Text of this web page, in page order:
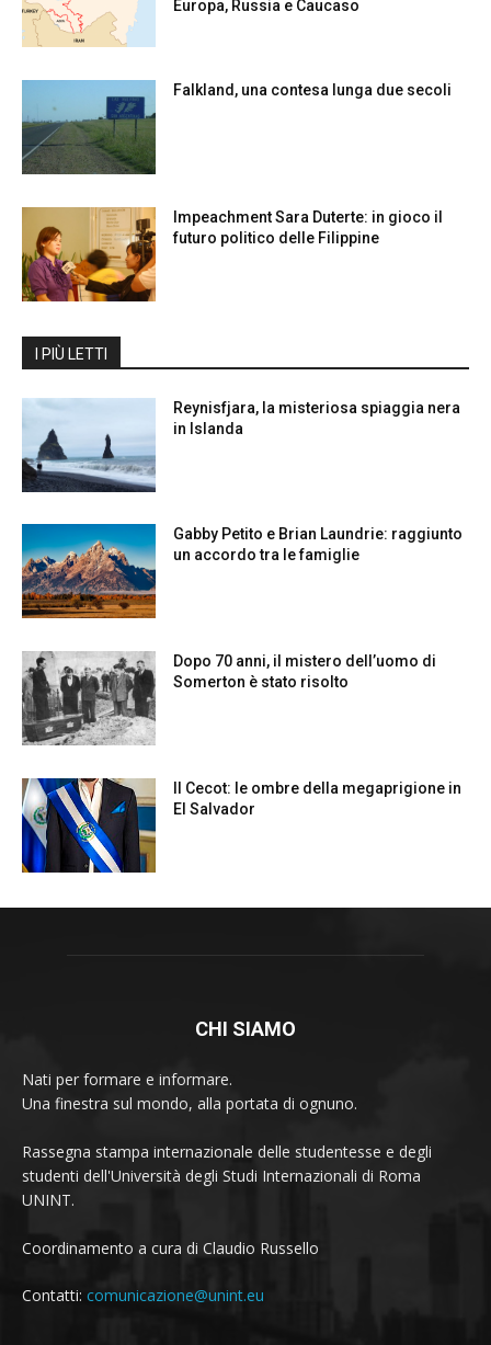
CHI SIAMO
Nati per formare e informare.
Una finestra sul mondo, alla portata di ognuno.
Rassegna stampa internazionale delle studentesse e degli
studenti dell'Università degli Studi Internazionali di Roma
UNINT.
Coordinamento a cura di Claudio Russello
Contatti: comunicazione@unint.eu